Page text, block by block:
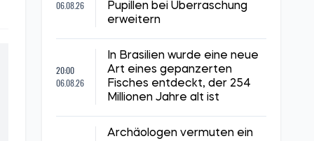
06.08.26
Pupillen bei Überraschung
erweitern
20:00
06.08.26
In Brasilien wurde eine neue
Art eines gepanzerten
Fisches entdeckt, der 254
Millionen Jahre alt ist
Archäologen vermuten ein